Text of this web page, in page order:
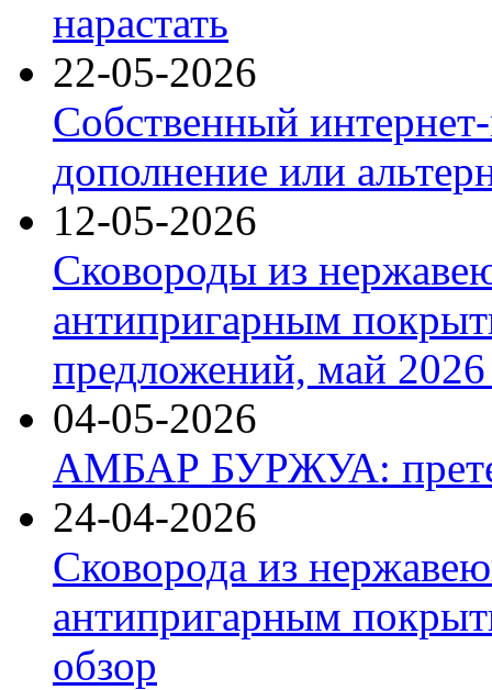
нарастать
22-05-2026
Собственный
дополнение или
12-05-2026
Сковороды из
антипригарным
предложений, май 2026
04-05-2026
АМБАР БУРЖУА:
24-04-2026
Сковорода из
антипригарным
обзор